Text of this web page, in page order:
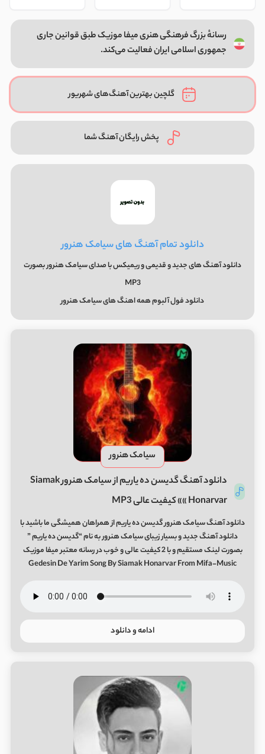
رسانهٔ بزرگ فرهنگی هنری میفا موزیک طبق قوانین جاری
جمهوری اسلامی ایران فعالیت می‌کند.
گلچین بهترین آهنگ‌های شهریور
پخش رایگان آهنگ شما
دانلود تمام آهنگ های سیامک هنرور
دانلود آهنگ های جدید و قدیمی و ریمیکس با صدای سیامک هنرور بصورت
MP3
دانلود فول آلبوم همه اهنگ های سیامک هنرور
سیامک هنرور
دانلود آهنگ گدیسن ده یاریم از سیامک هنرور Siamak
Honarvar »» کیفیت عالی MP3
دانلود آهنگ سیامک هنرور گدیسن ده یاریم از همراهان همیشگی ما باشید با
دانلود آهنگ جدید و بسیار زیبای سیامک هنرور به نام “گدیسن ده یاریم ”
بصورت لینک مستقیم و با 2 کیفیت عالی و خوب در رسانه معتبر میفا موزیک
Gedesin De Yarim Song By Siamak Honarvar From Mifa-Music
ادامه و دانلود